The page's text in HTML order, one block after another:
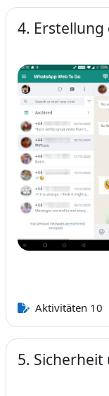
4.
Aktivitäten 10
5.